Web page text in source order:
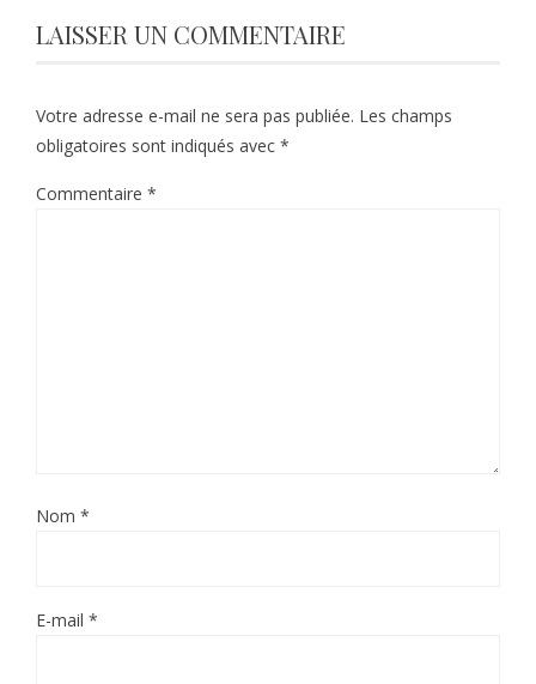
LAISSER UN COMMENTAIRE
Votre adresse e-mail ne sera pas publiée. Les champs
obligatoires sont indiqués avec *
Commentaire *
Nom *
E-mail *